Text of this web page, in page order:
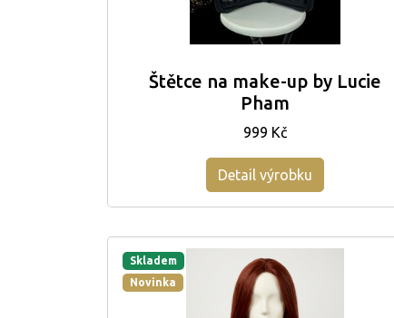
Štětce na make-up by Lucie
Pham
999 Kč
Detail výrobku
Skladem
Novinka